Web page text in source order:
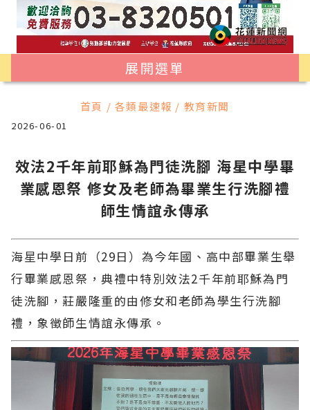
展開選單
首頁 / 各類最速報 / 教育新聞
2026-06-01
效法2千年前耶穌為門徒洗腳 海星中學畢
業感恩祭 修女及老師為畢業生行洗腳禮
師生情誼永傳承
海星中學日前（29日）為今年國、高中部畢業生舉
行畢業感恩祭，典禮中特別效法2千年前耶穌為門
徒洗腳，莊嚴隆重的由修女和老師為學生行洗腳
禮，象徵師生情誼永傳承。